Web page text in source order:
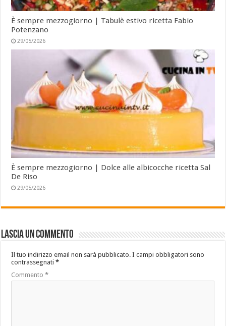
È sempre mezzogiorno | Tabulè estivo ricetta Fabio
Potenzano
29/05/2026
È sempre mezzogiorno | Dolce alle albicocche ricetta Sal
De Riso
29/05/2026
Lascia un commento
Il tuo indirizzo email non sarà pubblicato. I campi obbligatori sono
contrassegnati*
Commento*